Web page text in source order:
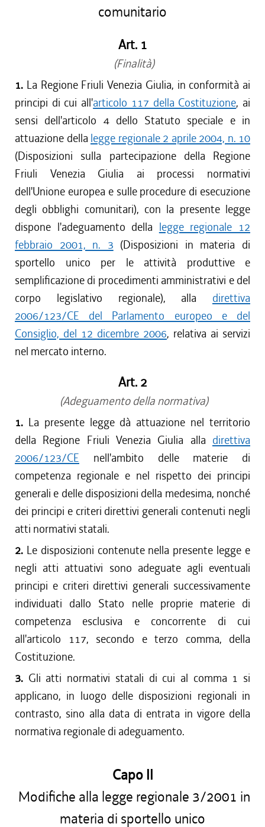
comunitario
Art. 1
(Finalità)
1. La Regione Friuli Venezia Giulia, in conformità ai
principi di cui all'articolo 117 della Costituzione, ai
sensi dell'articolo 4 dello Statuto speciale e in
attuazione della legge regionale 2 aprile 2004, n. 10
(Disposizioni sulla partecipazione della Regione
Friuli Venezia Giulia ai processi normativi
dell'Unione europea e sulle procedure di esecuzione
degli obblighi comunitari), con la presente legge
dispone l'adeguamento della legge regionale 12
febbraio 2001, n. 3 (Disposizioni in materia di
sportello unico per le attività produttive e
semplificazione di procedimenti amministrativi e del
corpo legislativo regionale), alla direttiva
2006/123/CE del Parlamento europeo e del
Consiglio, del 12 dicembre 2006, relativa ai servizi
nel mercato interno.
Art. 2
(Adeguamento della normativa)
1. La presente legge dà attuazione nel territorio
della Regione Friuli Venezia Giulia alla direttiva
2006/123/CE nell'ambito delle materie di
competenza regionale e nel rispetto dei principi
generali e delle disposizioni della medesima, nonché
dei principi e criteri direttivi generali contenuti negli
atti normativi statali.
2. Le disposizioni contenute nella presente legge e
negli atti attuativi sono adeguate agli eventuali
principi e criteri direttivi generali successivamente
individuati dallo Stato nelle proprie materie di
competenza esclusiva e concorrente di cui
all'articolo 117, secondo e terzo comma, della
Costituzione.
3. Gli atti normativi statali di cui al comma 1 si
applicano, in luogo delle disposizioni regionali in
contrasto, sino alla data di entrata in vigore della
normativa regionale di adeguamento.
Capo II
Modifiche alla legge regionale 3/2001 in
materia di sportello unico